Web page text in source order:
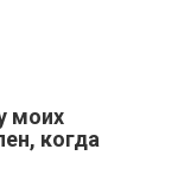
моих
когда